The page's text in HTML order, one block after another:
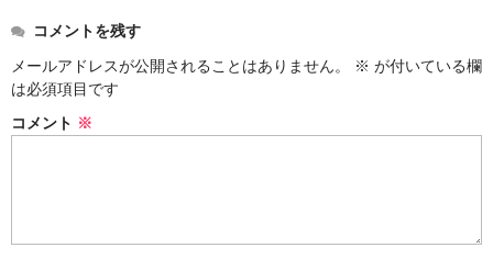
セット
ふた付き
単品
コメントを残す
メールアドレスが公開されることはありません。
※ が付いている欄
は必須項目です
コメント ※